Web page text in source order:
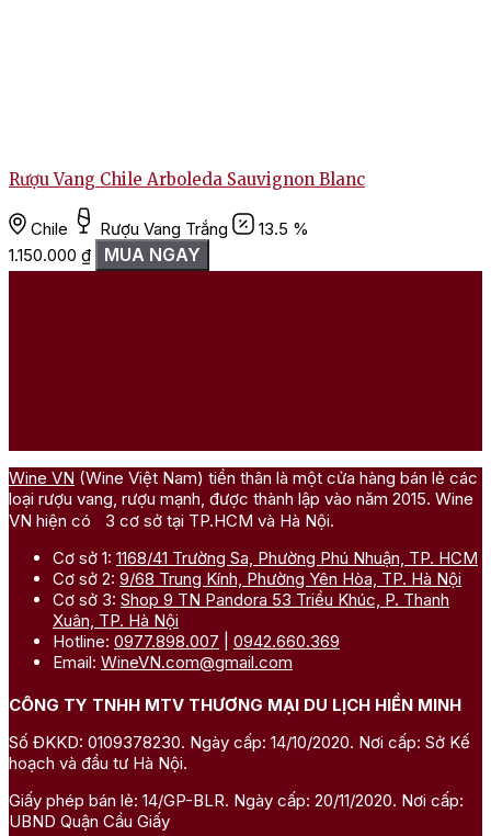
Rượu Vang Chile Arboleda Sauvignon Blanc
Chile Rượu Vang Trắng
13.5 %
1.150.000 ₫ MUA NGAY
Wine VN (Wine Việt Nam) tiền thân là một cửa hàng bán lẻ các
loại rượu vang, rượu mạnh, được thành lập vào năm 2015. Wine
VN hiện có 3 cơ sở tại TP.HCM và Hà Nội.
Cơ sở 1: 1168/41 Trường Sa, Phường Phú Nhuận, TP. HCM
Cơ sở 2: 9/68 Trung Kính, Phường Yên Hòa, TP. Hà Nội
Cơ sở 3: Shop 9 TN Pandora 53 Triều Khúc, P. Thanh
Xuân, TP. Hà Nội
Hotline: 0977.898.007
0942.660.369
Email: WineVN.com@gmail.com
CÔNG TY TNHH MTV THƯƠNG MẠI DU LỊCH HIỀN MINH
Số ĐKKD: 0109378230. Ngày cấp: 14/10/2020. Nơi cấp: Sở Kế
hoạch và đầu tư Hà Nội.
Giấy phép bán lẻ: 14/GP-BLR. Ngày cấp: 20/11/2020. Nơi cấp:
UBND Quận Cầu Giấy